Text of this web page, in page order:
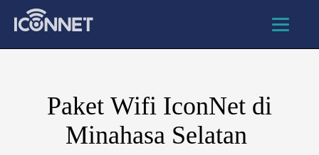
Paket Wifi IconNet di
Minahasa Selatan